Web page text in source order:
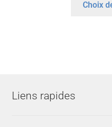
Choix
Liens rapides